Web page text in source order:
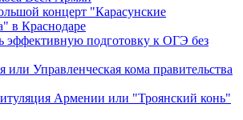
концерт "Карасунские
в Краснодаре
эффективную подготовку к ОГЭ без
или Управленческая кома правительства
Армении или "Троянский конь"